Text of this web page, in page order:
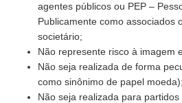
agentes públicos ou PEP –
Publicamente como associados
societário;
Não represente risco à imagem
Não seja realizada de forma
como sinônimo de papel moeda);
Não seja realizada para